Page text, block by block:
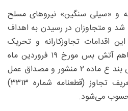
و «سیلی سنگین» نیروهای مسلح
شد و متجاوزان در رسیدن به اهداف
اقدامات تجاوزکارانه و تحریک
آمیز، نه تنها نقض آشکار تفاهم آتش بس مورخ ۱۹ فروردین ماه
۱۲۰۵ است، بلکه نقض فاحش بند ع ماده ۲ منشور و مصداق عمل
تجاوزکارانه طبق قطعنامه تعریف تجاوز (قطعنامه شماره ۳۳۱۳)
می‌شود.